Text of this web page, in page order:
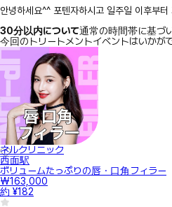
안녕하세요^^ 포텐자하시고 일주일 이후부터
30分以内について通常の時間帯に基づ
今回のトリートメントイベントはいかが
ネルクリニック
西面駅
ボリュームたっぷりの唇・口角フィラー
₩163,000
約 ¥182